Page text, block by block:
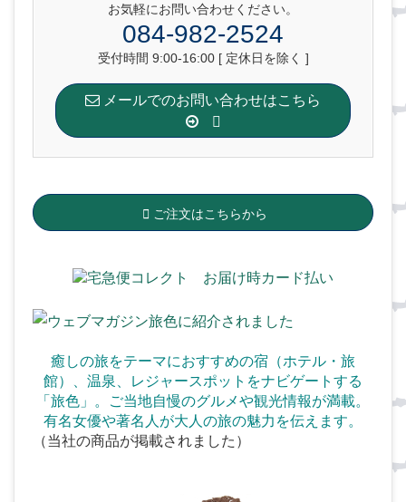
お気軽にお問い合わせください。
084-982-2524
受付時間 9:00-16:00 [ 定休日を除く ]
メールでのお問い合わせはこちら
ご注文はこちらから
癒しの旅をテーマにおすすめの宿（ホテル・旅
館）、温泉、
レジャースポットをナビゲートする
「旅色」。ご当地自慢のグルメや観光情報が満載。
有名女優や著名人が大人の旅の魅力を伝えます。
（当社の商品が掲載されました）